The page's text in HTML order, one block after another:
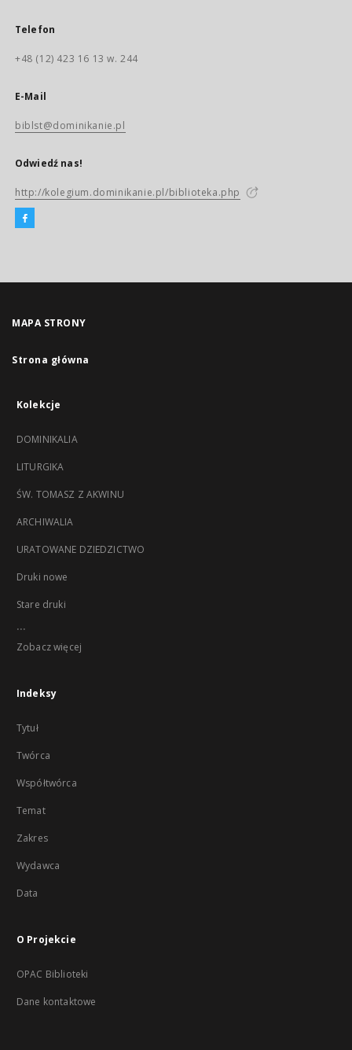
Telefon
+48 (12) 423 16 13 w. 244
E-Mail
biblst@dominikanie.pl
Odwiedź nas!
http://kolegium.dominikanie.pl/biblioteka.php
MAPA STRONY
Strona główna
Kolekcje
DOMINIKALIA
LITURGIKA
ŚW. TOMASZ Z AKWINU
ARCHIWALIA
URATOWANE DZIEDZICTWO
Druki nowe
Stare druki
...
Zobacz więcej
Indeksy
Tytuł
Twórca
Współtwórca
Temat
Zakres
Wydawca
Data
O Projekcie
OPAC Biblioteki
Dane kontaktowe